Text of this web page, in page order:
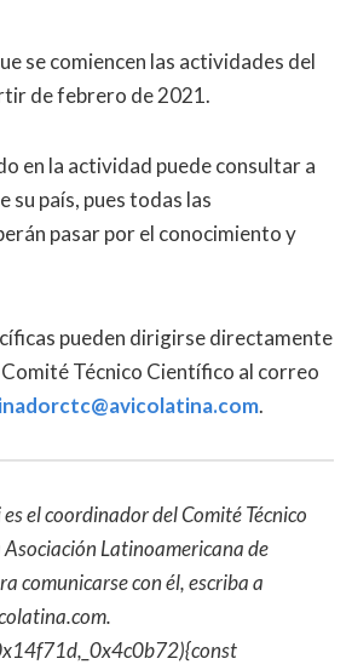
se comiencen las actividades del
de febrero de 2021.
en la actividad puede consultar a
su país, pues todas las
pasar por el conocimiento y
pueden dirigirse directamente
Técnico Científico al correo
.
el coordinador del Comité Técnico
Asociación Latinoamericana de
comunicarse con él, escriba a